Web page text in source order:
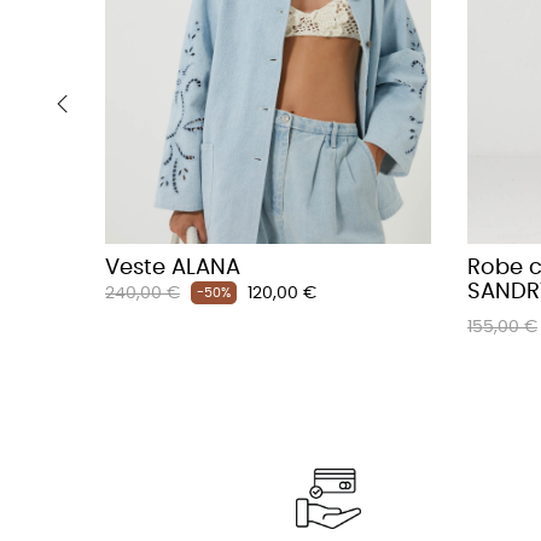
Veste ALANA
Prix
240,00 € -50% Prix
120,00 €
Robe
Prix
155,00 €